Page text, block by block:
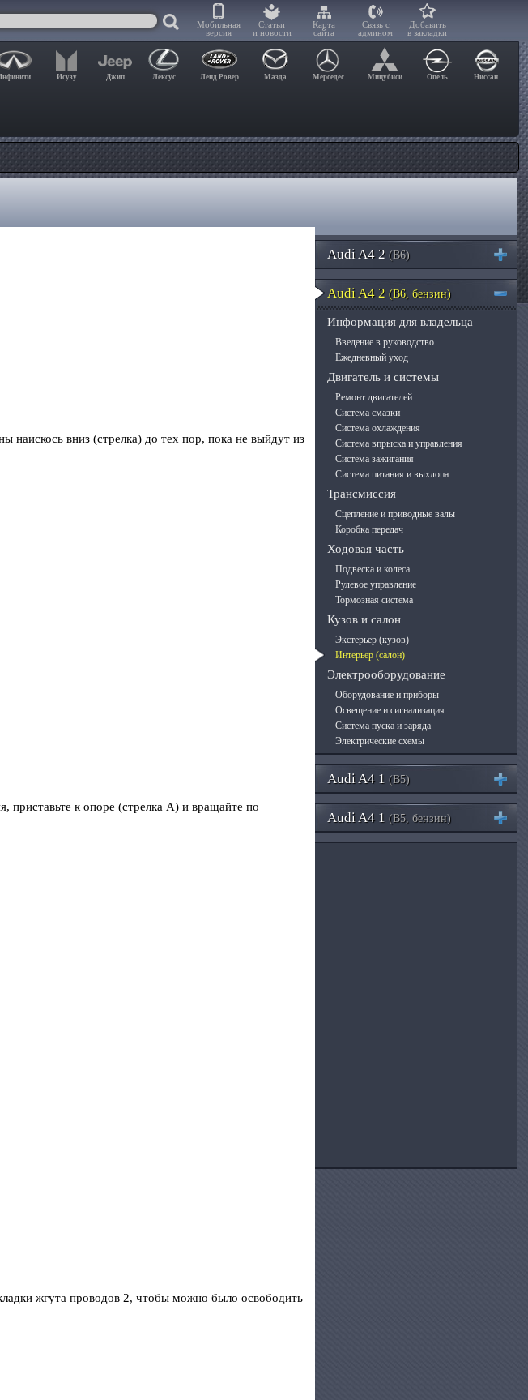
Мобильная
версия
Статьи
и новости
Карта
сайта
Связь с
админом
Добавить
в закладки
Исузу Джип Лексус Ленд Ровер Мазда Мерседес Мицубиси Опель Ниссан
наискось вниз (стрелка) до тех пор, пока не выйдут из
приставьте к опоре (стрелка А) и вращайте по
жгута проводов 2, чтобы можно было освободить
Audi A4 2 (B6)
Audi A4 2 (B6, бензин)
Информация для владельца
Введение в руководство
Ежедневный уход
Двигатель и системы
Ремонт двигателей
Система смазки
Система охлаждения
Система впрыска и управления
Система зажигания
Система питания и выхлопа
Трансмиссия
Сцепление и приводные валы
Коробка передач
Ходовая часть
Подвеска и колеса
Рулевое управление
Тормозная система
Кузов и салон
Экстерьер (кузов)
Интерьер (салон)
Электрооборудование
Оборудование и приборы
Освещение и сигнализация
Система пуска и заряда
Электрические схемы
Audi A4 1 (B5)
Audi A4 1 (B5, бензин)